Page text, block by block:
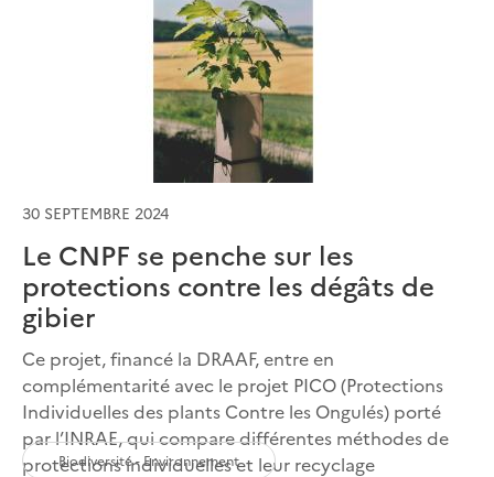
30 SEPTEMBRE 2024
Le CNPF se penche sur les
protections contre les dégâts de
gibier
Ce projet, financé la DRAAF, entre en
complémentarité avec le projet PICO (Protections
Individuelles des plants Contre les Ongulés) porté
par l’INRAE, qui compare différentes méthodes de
protections individuelles et leur recyclage
Biodiversité - Environnement